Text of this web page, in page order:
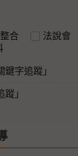
合 法說會
字追蹤」
」